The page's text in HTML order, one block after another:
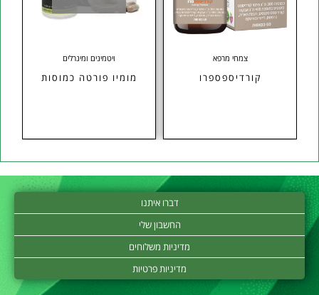
צמחי מרפא
קורדיספספרו
ויטמינים ומינרלים
מומיו פורטה כמוסות
דברו איתנו
החשבון שלי
מדיניות משלוחים
מדיניות פרטיות